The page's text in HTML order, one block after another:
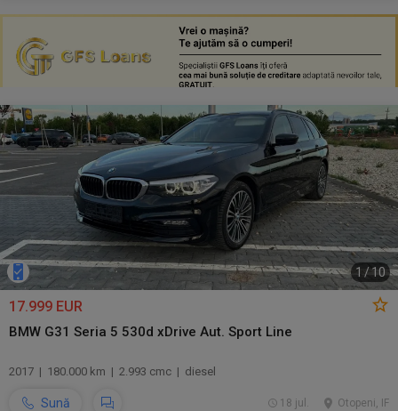
1 /10
17.999 EUR
BMW G31 Seria 5 530d xDrive Aut. Sport Line
2017 | 180.000 km | 2.993 cmc | diesel
Sună Otopeni, IF
18 jul.